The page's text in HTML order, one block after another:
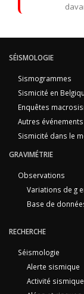
SÉISMOLOGIE
Sismogrammes
Sismicité en
Enquêtes
Autres
Sismicité dans le
GRAVIMÉTRIE
Observations
Variations de g
Base de
RECHERCHE
Séismologie
Alerte sismique
Activité sismique